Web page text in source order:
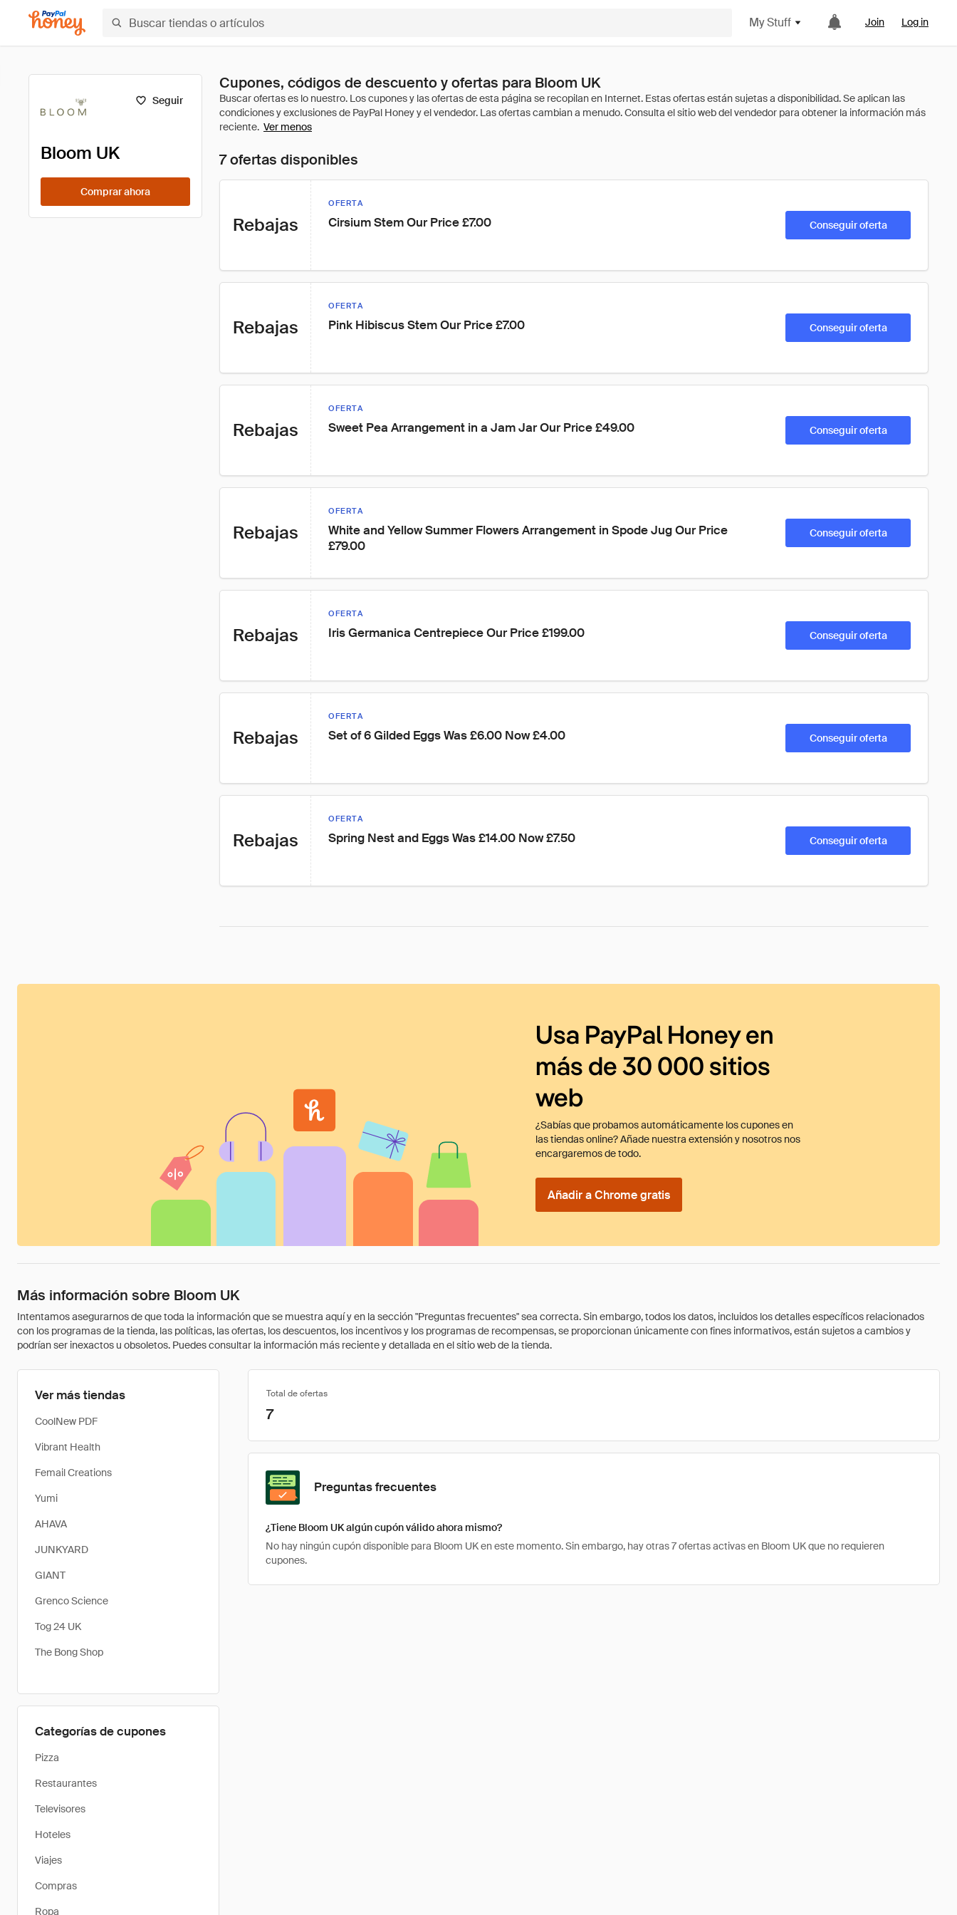
My Stuff Join Log in
Seguir
Bloom UK
Comprar ahora
Cupones, códigos de descuento y ofertas para Bloom UK
Ver menos
7 ofertas disponibles
Rebajas
OFERTA
Cirsium Stem Our Price £7.00 Conseguir oferta
Rebajas
OFERTA
Pink Hibiscus Stem Our Price £7.00 Conseguir oferta
Rebajas
OFERTA
Sweet Pea Arrangement in a Jam Jar Our Price £49.00 Conseguir oferta
Rebajas
OFERTA
White and Yellow Summer Flowers Arrangement in Spode Jug Our Price
£79.00
Conseguir oferta
Rebajas
OFERTA
Iris Germanica Centrepiece Our Price £199.00 Conseguir oferta
Rebajas
OFERTA
Set of 6 Gilded Eggs Was £6.00 Now £4.00 Conseguir oferta
Rebajas
OFERTA
Spring Nest and Eggs Was £14.00 Now £7.50 Conseguir oferta
Usa PayPal Honey en
más de 30 000 sitios
web
¿Sabías que probamos automáticamente los cupones en
las tiendas online? Añade nuestra extensión y nosotros nos
encargaremos de todo.
Añadir a Chrome gratis
Más información sobre Bloom UK
Intentamos asegurarnos de que toda la información que se muestra aquí y en la sección "Preguntas frecuentes" sea correcta. Sin embargo, todos los datos, incluidos los detalles específicos relacionados
con los programas de la tienda, las políticas, las ofertas, los descuentos, los incentivos y los programas de recompensas, se proporcionan únicamente con fines informativos, están sujetos a cambios y
podrían ser inexactos u obsoletos. Puedes consultar la información más reciente y detallada en el sitio web de la tienda.
Ver más tiendas
CoolNew PDF
Vibrant Health
Femail Creations
Yumi
AHAVA
JUNKYARD
GIANT
Grenco Science
Tog 24 UK
The Bong Shop
Categorías de cupones
Pizza
Restaurantes
Televisores
Hoteles
Viajes
Compras
Ropa
Total de ofertas
7
Preguntas frecuentes
¿Tiene Bloom UK algún cupón válido ahora mismo?
No hay ningún cupón disponible para Bloom UK en este momento. Sin embargo, hay otras 7 ofertas activas en Bloom UK que no requieren
cupones.